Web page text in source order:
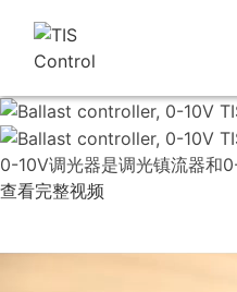
0-10V调光器是调光镇流器和
查看完整视频